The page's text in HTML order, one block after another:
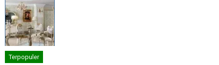
Terpopuler